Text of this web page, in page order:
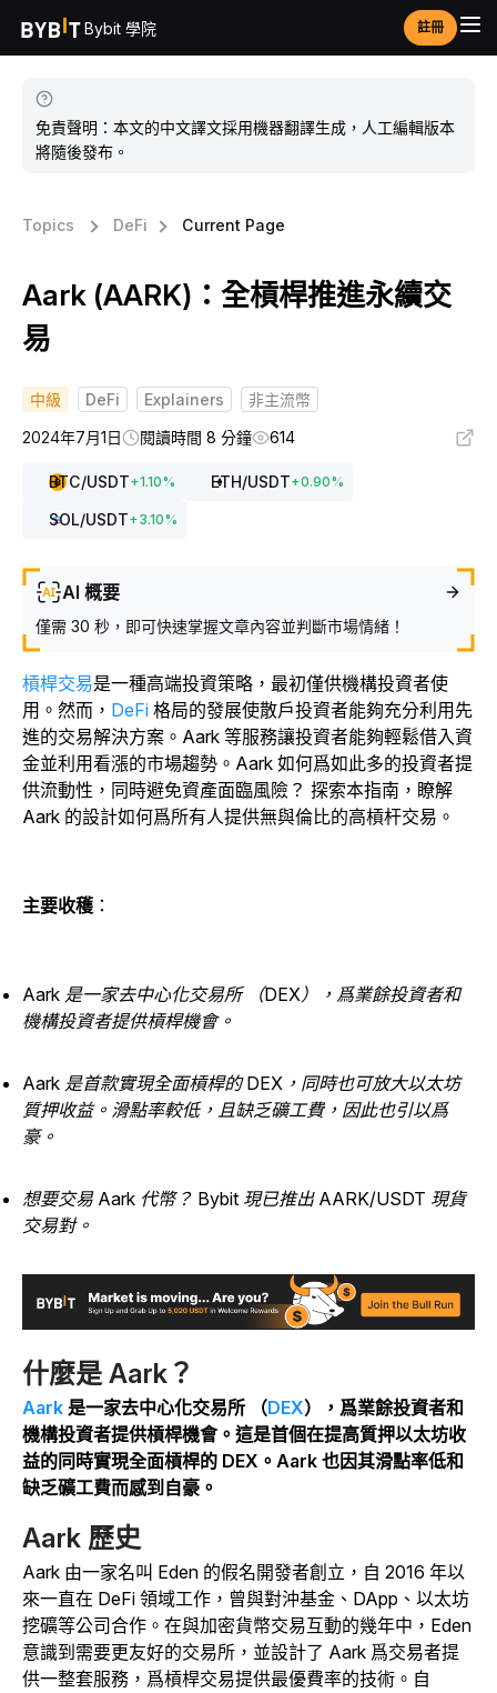
Bybit 學院 註冊
免責聲明：本文的中文譯文採用機器翻譯生成，人工編輯版本
將隨後發布。
Topics DeFi Current Page
Aark (AARK)：全槓桿推進永續交
易
中級 DeFi Explainers
非主流幣
2024年7月1日
閱讀時間 8 分鐘 614
BTC/USDT+1.10% ETH/USDT+0.90%
SOL/USDT+3.10%
AI 概要
僅需 30 秒，即可快速掌握文章內容並判斷市場情緒！
槓桿交易是一種高端投資策略，最初僅供機構投資者使
用。然而， DeFi 格局的發展使散戶投資者能夠充分利用先
進的交易解決方案。Aark 等服務讓投資者能夠輕鬆借入資
金並利用看漲的市場趨勢。Aark 如何爲如此多的投資者提
供流動性，同時避免資產面臨風險？ 探索本指南，瞭解
Aark 的設計如何爲所有人提供無與倫比的高槓杆交易。
主要收穫 ：
Aark 是一家去中心化交易所 （DEX），爲業餘投資者和
機構投資者提供槓桿機會。
Aark 是首款實現全面槓桿的 DEX，同時也可放大以太坊
質押收益。滑點率較低，且缺乏礦工費，因此也引以爲
豪。
想要交易 Aark 代幣？ Bybit 現已推出 AARK/USDT 現貨
交易對。
什麼是 Aark？
Aark 是一家去中心化交易所 （DEX），爲業餘投資者和
機構投資者提供槓桿機會。這是首個在提高質押以太坊收
益的同時實現全面槓桿的 DEX。Aark 也因其滑點率低和
缺乏礦工費而感到自豪。
Aark 歷史
Aark 由一家名叫 Eden 的假名開發者創立，自 2016 年以
來一直在 DeFi 領域工作，曾與對沖基金、DApp、以太坊
挖礦等公司合作。 在與加密貨幣交易互動的幾年中，Eden
意識到需要更友好的交易所，並設計了 Aark 爲交易者提
供一整套服務，爲槓桿交易提供最優費率的技術。自